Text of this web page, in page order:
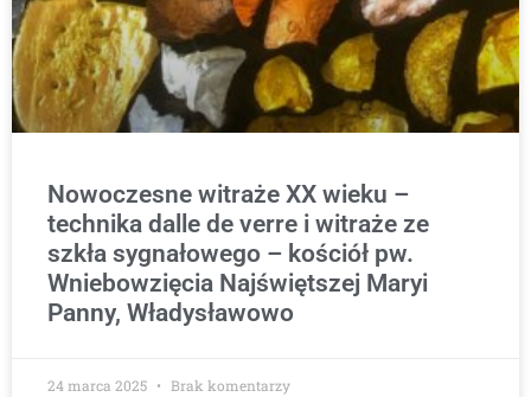
Nowoczesne witraże XX wieku –
technika dalle de verre i witraże ze
szkła sygnałowego – kościół pw.
Wniebowzięcia Najświętszej Maryi
Panny, Władysławowo
24 marca 2025 Brak komentarzy